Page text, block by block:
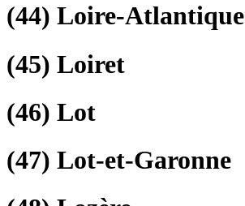
(44) Loire-Atlantique
(45) Loiret
(46) Lot
(47) Lot-et-Garonne